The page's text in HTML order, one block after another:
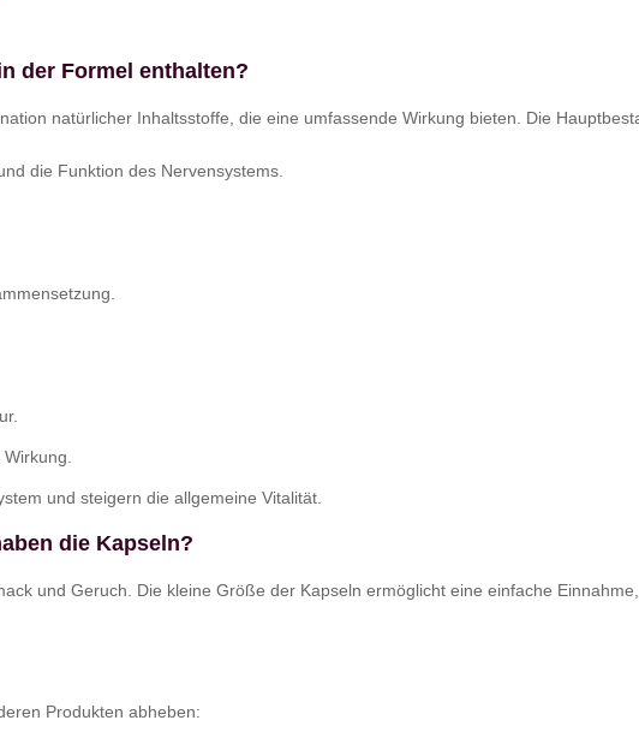
der Formel enthalten?
natürlicher Inhaltsstoffe, die eine umfassende Wirkung bieten. Die
die Funktion des Nervensystems.
und steigern die allgemeine Vitalität.
die Kapseln?
und Geruch. Die kleine Größe der Kapseln ermöglicht eine einfache
Produkten abheben: